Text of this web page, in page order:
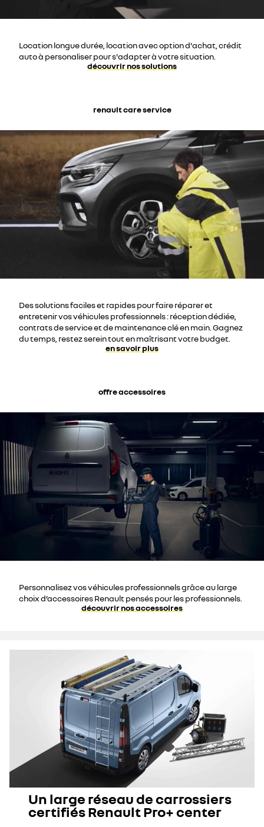
Location longue durée, location avec option d'achat, crédit
auto à personaliser pour s'adapter à votre situation.
découvrir nos solutions
renault care service
Des solutions faciles et rapides pour faire réparer et
entretenir vos véhicules professionnels : réception dédiée,
contrats de service et de maintenance clé en main. Gagnez
du temps, restez serein tout en maîtrisant votre budget.
en savoir plus
offre accessoires
Personnalisez vos véhicules professionnels grâce au large
choix d’accessoires Renault pensés pour les professionnels.
découvrir nos accessoires
Un large réseau de carrossiers
certifiés Renault Pro+ center